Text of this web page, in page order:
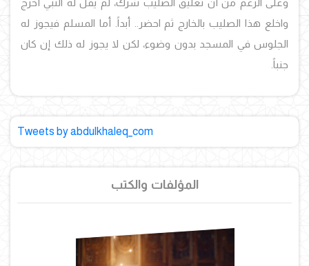
وعلى الرغم من أن تعليق الصليب شرك، لم يقل له النبي أُخرج
واخلع هذا الصليب بالخارج ثم احضر.. أبداً. أما المسلم فيجوز له
الجلوس في المسجد بدون وضوء، لكن لا يجوز له ذلك إن كان
جنباً.
Tweets by abdulkhaleq_com
المؤلفات والكتب